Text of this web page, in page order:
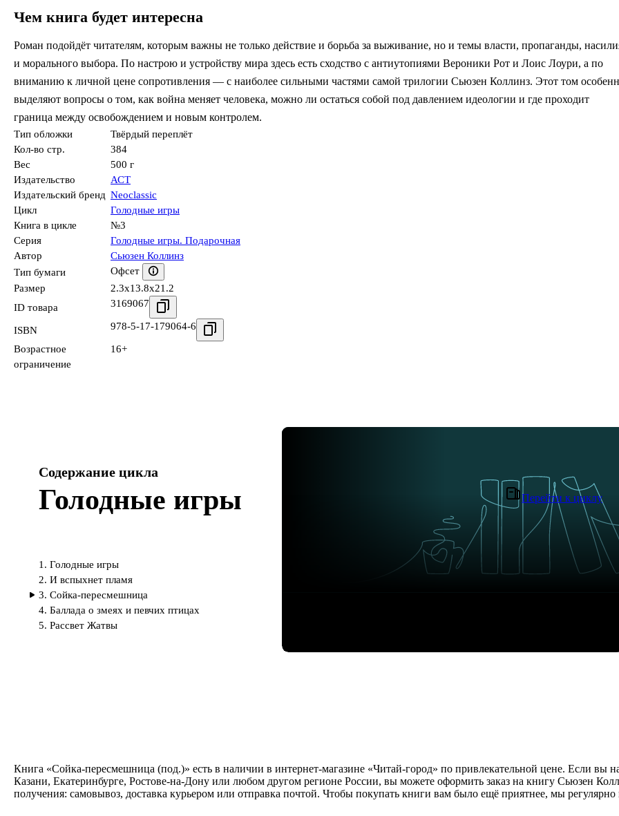
Чем книга будет интересна
Роман подойдёт читателям, которым важны не только действие и борьба за выживание, но и темы власти, пропаганды,
и морального выбора. По настрою и устройству мира здесь есть сходство с антиутопиями Вероники Рот и Лоис Лоури, а по
вниманию к личной цене сопротивления — с наиболее сильными частями самой трилогии Сьюзен Коллинз. Этот том
выделяют вопросы о том, как война меняет человека, можно ли остаться собой под давлением идеологии и где проходит
граница между освобождением и новым контролем.
Тип обложки
Твёрдый переплёт
Кол-во стр.
384
Вес
500 г
Издательство
АСТ
Издательский бренд Neoclassic
Цикл
Голодные игры
Книга в цикле
№3
Серия
Голодные игры. Подарочная
Автор
Сьюзен Коллинз
Тип бумаги
Офсет
Размер
2.3x13.8x21.2
ID товара
3169067
ISBN 978-5-17-179064-6
Возрастное
ограничение
16+
Содержание цикла
Голодные игры Перейти к циклу
1. Голодные игры
2. И вспыхнет пламя
3. Сойка-пересмешница
4. Баллада о змеях и певчих птицах
5. Рассвет Жатвы
Книга «Сойка-пересмешница (под.)» есть в наличии в интернет-магазине «Читай-город» по привлекательной цене. Если вы
Казани, Екатеринбурге, Ростове-на-Дону или любом другом регионе России, вы можете оформить заказ на книгу Сьюзен
получения: самовывоз, доставка курьером или отправка почтой. Чтобы покупать книги вам было ещё приятнее, мы